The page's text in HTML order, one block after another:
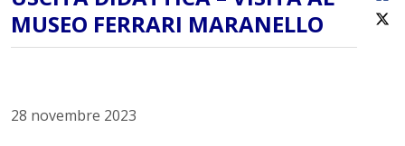
MUSEO FERRARI MARANELLO
28 novembre 2023